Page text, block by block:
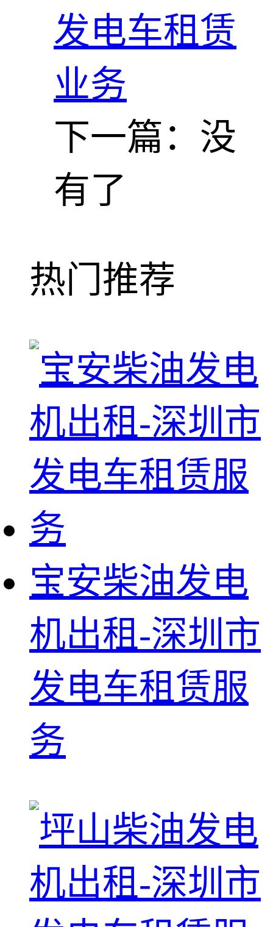
发电车租赁
业务
下一篇： 没
有了
热门推荐
宝安柴油发电
机出租-深圳市
发电车租赁服
务